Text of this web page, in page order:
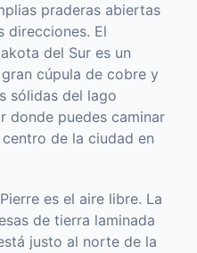
praderas abiertas
direcciones. El
del Sur es un
cúpula de cobre y
sólidas del lago
donde puedes caminar
de la ciudad en
es el aire libre. La
de tierra laminada
justo al norte de la